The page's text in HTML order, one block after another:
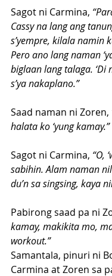
Sagot ni Carmina,
Cassy na lang ang
s’yempre, kilala namin
Pero ano lang naman
biglaan lang talaga. ‘Di
s’ya nakaplano.”
Saad naman ni Zoren,
halata ko ‘yung kamay.”
Sagot ni Carmina, “O,
sabihin. Alam naman
du’n sa singsing, kaya
Pabirong saad pa ni
kamay, makikita mo,
workout.”
Samantala, pinuri ni
Carmina at Zoren sa